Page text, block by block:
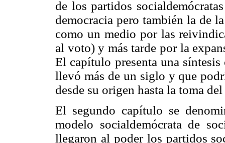
de los partidos
democracia pero también la de
como un medio por las
al voto) y más tarde por la
El capítulo presenta una
llevó más de un siglo y que
desde su origen hasta la toma
El segundo capítulo se
modelo socialdemócrata de
llegaron al poder los partidos